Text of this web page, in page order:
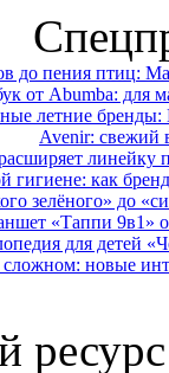
до пения птиц:
от Abumba: для
летние
Avenir: свежий
линейку
гигиене: как
зелёного» до
«Таппи 9в1»
для детей
новые